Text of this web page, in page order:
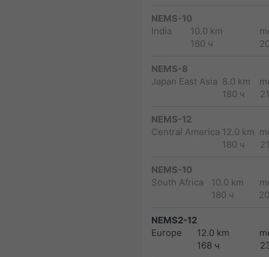
NEMS-10
India
10.0 km
180 ч
NEMS-8
Japan East Asia 8.0 km
180 ч
NEMS-12
Central America 12.0 km
180 ч
NEMS-10
South Africa
10.0 km
180 ч
NEMS2-12
Europe
12.0 km
168 ч